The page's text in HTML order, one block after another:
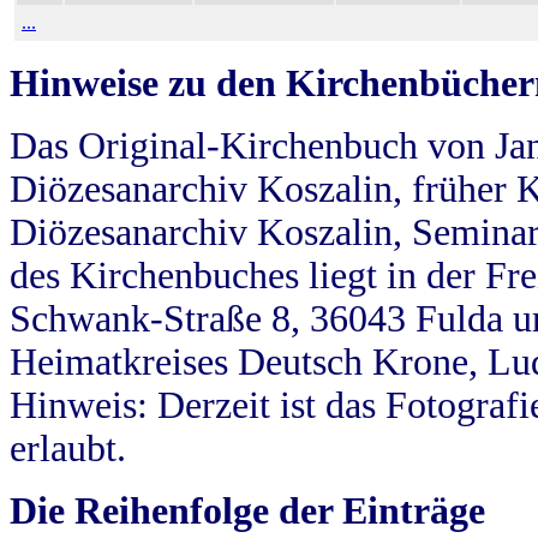
...
Hinweise zu den
Das Original-Kirchenbuch von
Diözesanarchiv Koszalin, früher
Diözesanarchiv Koszalin,
des Kirchenbuches liegt in der
Schwank-Straße 8, 36043 Fulda
Heimatkreises Deutsch Krone,
Hinweis: Derzeit ist das
erlaubt.
Die Reihenfolge der Einträge